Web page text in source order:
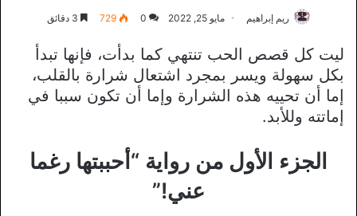
ريم إبراهيم مايو 25, 2022 0
729
ليت كل قصص الحب تنتهي كما بدأت، فإنها تبدأ
بكل سهولة ويسر بمجرد اشتعال شرارة بالقلب،
إما أن تحييه هذه الشرارة وإما أن تكون سببا في
إماتته وللأبد.
الجزء الأول من رواية “أحببتها رغما
عني!”